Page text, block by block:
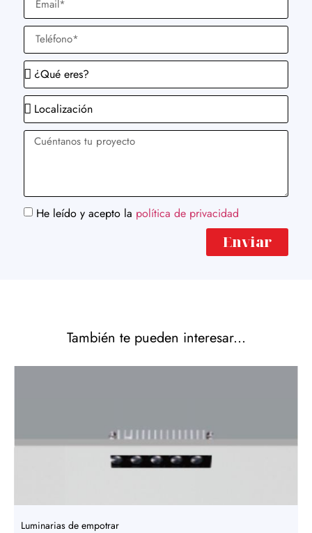
He leído y acepto la política de privacidad
Enviar
También te pueden interesar...
Luminarias de empotrar